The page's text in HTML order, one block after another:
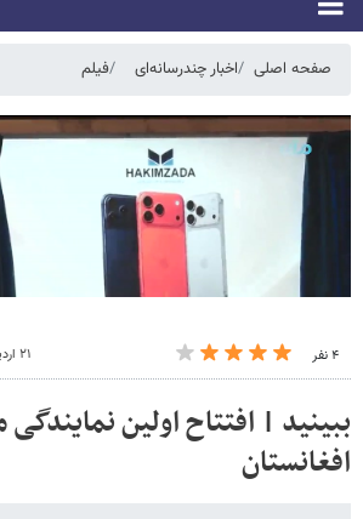
صفحه اصلی اخبار چندرسانه‌ای فیلم
۴ نفر ۲۱ اردیبهشت ۱۴۰۵ - ۲۱:۴۵
ببینید | افتتاح اولین نمایندگی
افغانستان